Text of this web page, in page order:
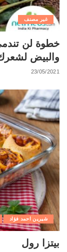
غير مصنف
خطوة لن
والبيض
23/05/2021
شيرين احمد فؤاد
بيتزا رول